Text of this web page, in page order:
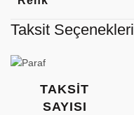
Taksit Seçenekleri
TAKSIT
SAYISI